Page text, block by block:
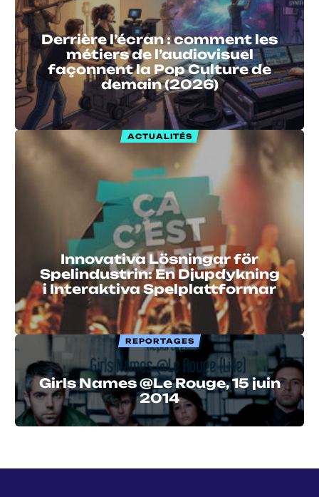
Derrière l’écran : comment les
métiers de l’audiovisuel
façonnent la Pop Culture de
demain (2026)
ACTUALITÉS
Innovativa Lösningar för
Spelindustrin: En Djupdykning
i Interaktiva Spelplattformar
REPORTAGES
Girls Names @Le Rouge, 15 juin
2014